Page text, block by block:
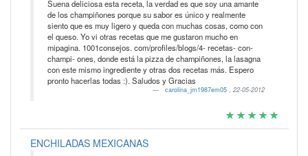
Suena deliciosa esta receta, la verdad es que soy una amante
de los champiñones porque su sabor es único y realmente
siento que es muy ligero y queda con muchas cosas, como con
el queso. Yo vi otras recetas que me gustaron mucho en
mipagina. 1001consejos. com/profiles/blogs/4- recetas- con-
champi- ones, donde está la pizza de champiñones, la lasagna
con este mismo ingrediente y otras dos recetas más. Espero
pronto hacerlas todas :). Saludos y Gracias
carolina_jm1987em05 , 22-05-2012
ENCHILADAS MEXICANAS